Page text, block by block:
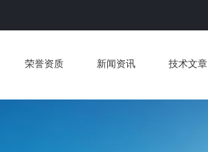
荣誉资质 新闻资讯 技术文章